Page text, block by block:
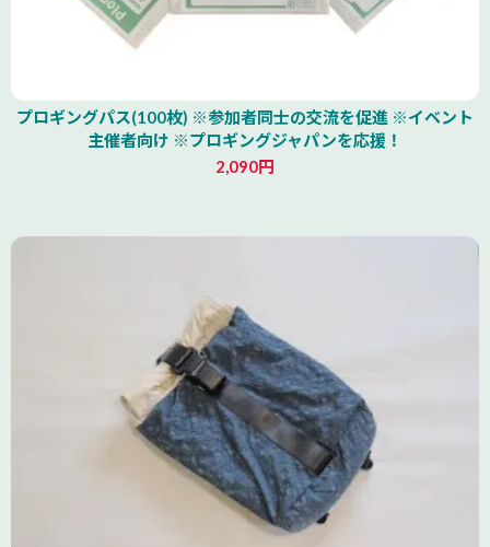
プロギングパス(100枚) ※参加者同士の交流を促進 ※イベント
主催者向け ※プロギングジャパンを応援！
2,090円